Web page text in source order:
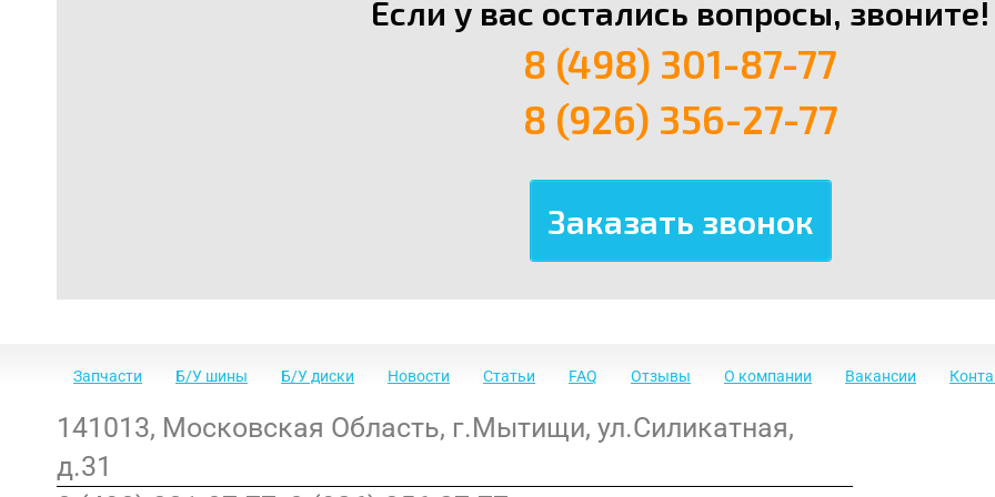
Если у вас остались вопросы, звоните!
8 (498) 301-87-77
8 (926) 356-27-77
Запчасти Б/У шины Б/У диски Новости Статьи FAQ Отзывы О компании Вакансии
141013, Московская Область, г.Мытищи, ул.Силикатная,
д.31